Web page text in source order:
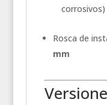
corrosivos)
Rosca de
mm